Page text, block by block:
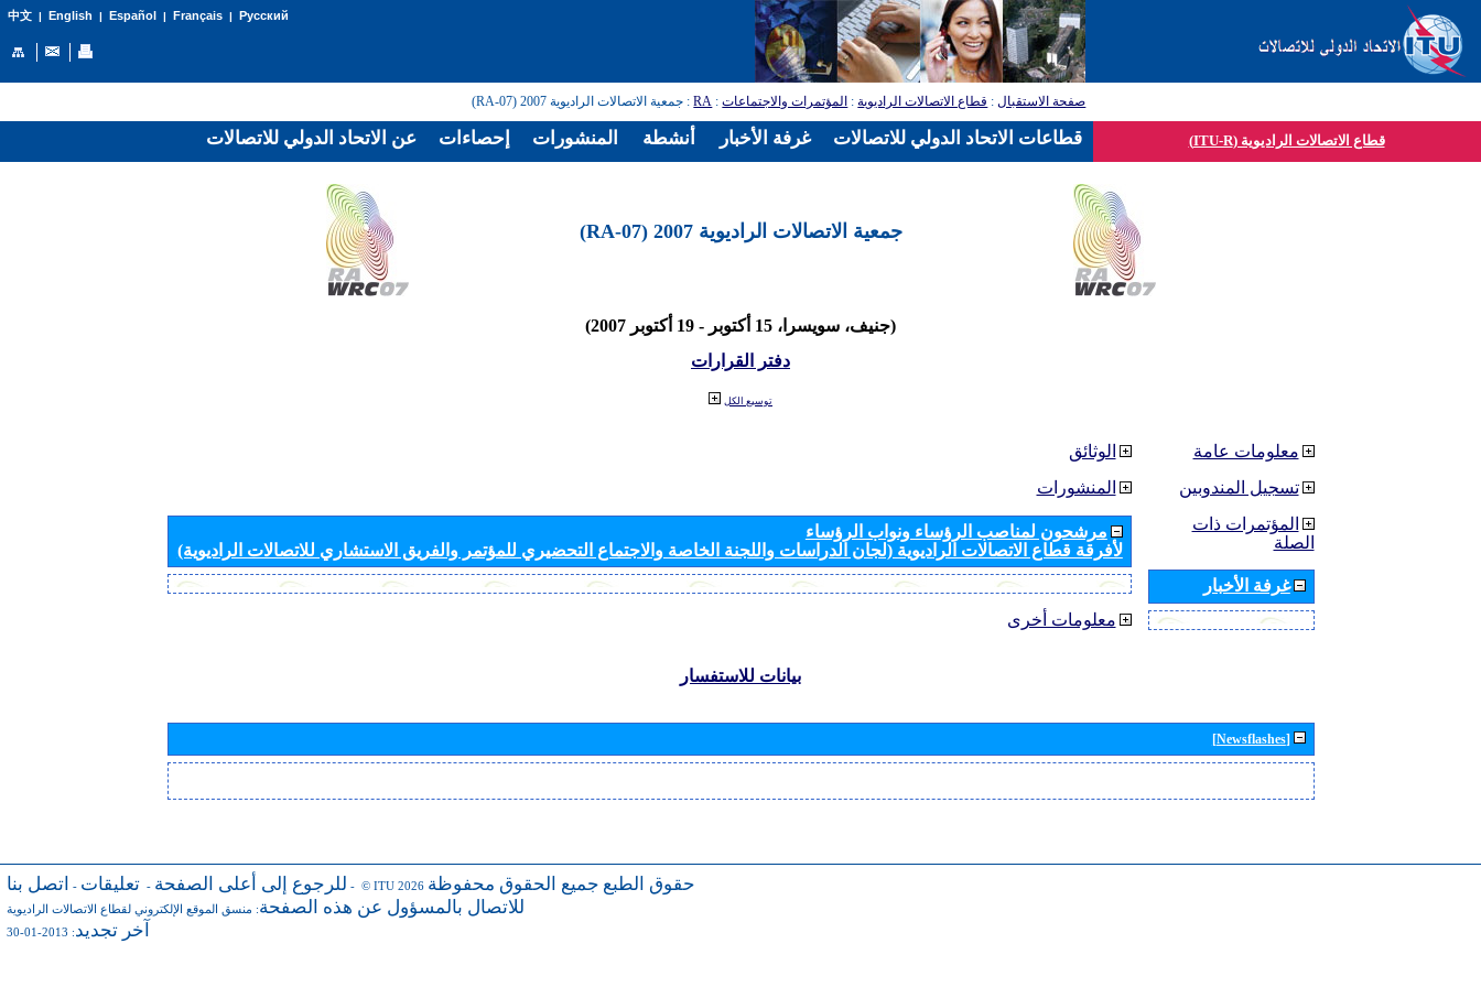
中文| English | Español | Français| Русский
صفحة الاستقبال: قطاع الاتصالات الراديوية: المؤتمرات والاجتماعات:
RA: جمعية الاتصالات الراديوية 2007 (RA-07)
قطاع الاتصالات الراديوية (ITU-R)
جمعية الاتصالات الراديوية 2007 (RA-07)
(جنيف، سويسرا، 15 أكتوبر - 19 أكتوبر 2007)
دفتر القرارات
توسيع الكل
الوثائق
المنشورات
مرشحون لمناصب الرؤساء ونواب الرؤساء
لأفرقة قطاع الاتصالات الراديوية (لجان الدراسات واللجنة الخاصة والاجتماع التحضيري للمؤتمر والفريق الاستشاري للاتصالات الراديوية)
معلومات أخرى
معلومات عامة
تسجيل المندوبين
المؤتمرات ذات
الصلة
غرفة الأخبار
بيانات للاستفسار
[Newsflashes]
للرجوع إلى أعلى الصفحة - تعليقات - اتصل بنا - © ITU 2026 حقوق الطبع جميع الحقوق محفوظة
للاتصال بالمسؤول عن هذه الصفحة: منسق الموقع الإلكتروني لقطاع الاتصالات الراديوية
آخر تجديد: 2013-01-30
عن الاتحاد الدولي للاتصالات إحصاءات المنشورات أنشطة غرفة الأخبار قطاعات الاتحاد الدولي للاتصالات